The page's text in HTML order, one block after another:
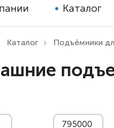
Каталог
для детей
для взрослых
Каталог Подъёмники